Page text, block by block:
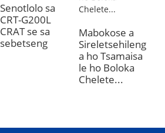
Senotlolo sa
CRT-G200L
CRAT se sa
sebetseng
Mabokose a
Sireletsehileng
a ho Tsamaisa
le ho Boloka
Chelete...